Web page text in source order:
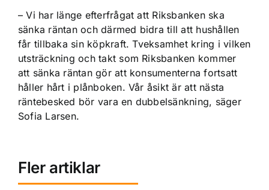
– Vi har länge efterfrågat att Riksbanken ska
sänka räntan och därmed bidra till att hushållen
får tillbaka sin köpkraft. Tveksamhet kring i vilken
utsträckning och takt som Riksbanken kommer
att sänka räntan gör att konsumenterna fortsatt
håller hårt i plånboken. Vår åsikt är att nästa
räntebesked bör vara en dubbelsänkning, säger
Sofia Larsen.
Fler artiklar